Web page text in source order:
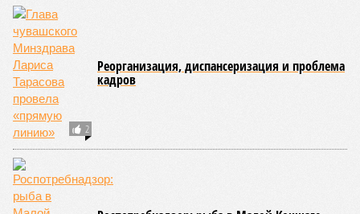
нагрудные знаки мастера спорта Чувашии международного
класса по керешу, а также мастера спорта Чувашии.
Параллельно с этим разработана полная разрядная сетка
по керешу, охватывающая все ступени от третьего
юношеского разряда до уровня кандидата в мастера
спорта. Такая структура призвана обеспечить системность
в подготовке юных атлетов и создать чёткие ориентиры
для последовательного повышения их квалификации.
Керешу представляет собой традиционное единоборство,
уходящее корнями в культуру чувашского народа. Схватка
проходит следующим образом: соперники располагаются